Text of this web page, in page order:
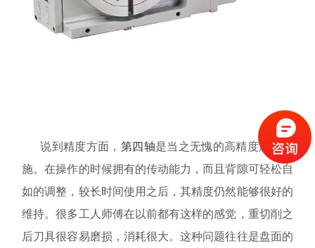
说到精度方面， 第四轴是当之无愧的高精度加工设
施。在操作的时候拥有的传动能力，而且背隙可轻松自
如的调整，较长时间使用之后，其精度仍然能够很好的
维持。很多工人师傅在以前都有这样的感觉，重切削之
后刀具很容易磨损，消耗很大。这种问题往往是盘面的